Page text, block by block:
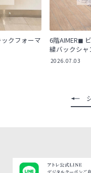
クフォーマ
6階AIMER◼︎
繍バックシ
2026.07.03